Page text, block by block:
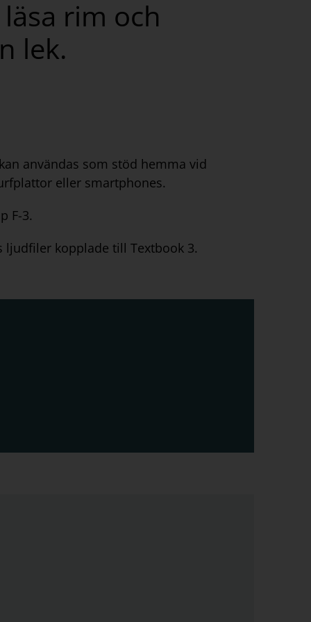
rim och
lek.
användas som stöd hemma vid
eller smartphones.
F-3.
kopplade till Textbook 3.